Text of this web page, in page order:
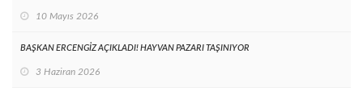
10 Mayıs 2026
BAŞKAN ERCENGİZ AÇIKLADI! HAYVAN PAZARI TAŞINIYOR
3 Haziran 2026